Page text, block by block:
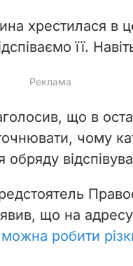
хрестилася в
її.
що в
чому
обряду
що на
робити